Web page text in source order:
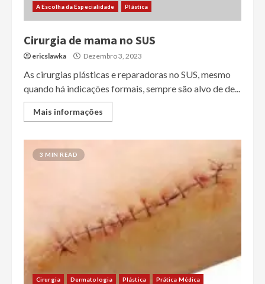
A Escolha da Especialidade Plástica
Cirurgia de mama no SUS
ericslawka Dezembro 3, 2023
As cirurgias plásticas e reparadoras no SUS, mesmo
quando há indicações formais, sempre são alvo de de...
Mais informações
3 MIN READ
Cirurgia Dermatologia Plástica Prática Médica